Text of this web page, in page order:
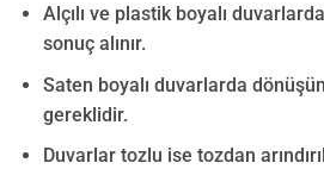
Alçılı ve plastik boyalı
sonuç alınır.
Saten boyalı duvarlarda
gereklidir.
Duvarlar tozlu ise tozdan